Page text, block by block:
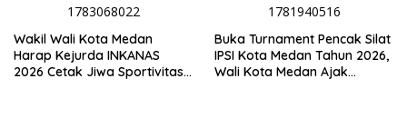
Wakil Wali Kota Medan
Harap Kejurda INKANAS
2026 Cetak Jiwa Sportivitas
Buka Turnament Pencak Silat
IPSI Kota Medan Tahun 2026,
Wali Kota Medan Ajak